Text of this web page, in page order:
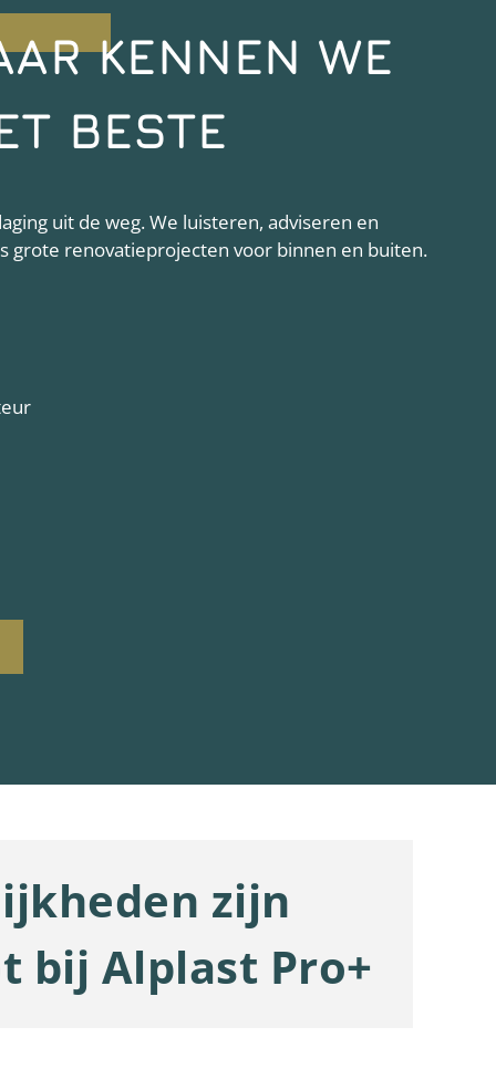
KENNEN WE
BESTE
uit de weg. We luisteren, adviseren en
grote renovatieprojecten voor binnen en buiten.
zijn
bij Alplast Pro+